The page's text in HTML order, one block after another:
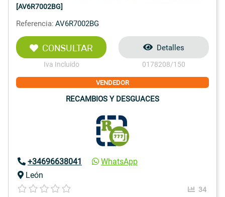
[AV6R7002BG]
Referencia: AV6R7002BG
CONSULTAR
Iva Incluido
Detalles
0178208/150
VENDEDOR
RECAMBIOS Y DESGUACES
+34696638041
WhatsApp
León
34